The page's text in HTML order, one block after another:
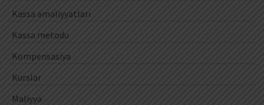
Kassa əməliyyatları
Kassa metodu
Kompensasiya
Kurslar
Maliyyə